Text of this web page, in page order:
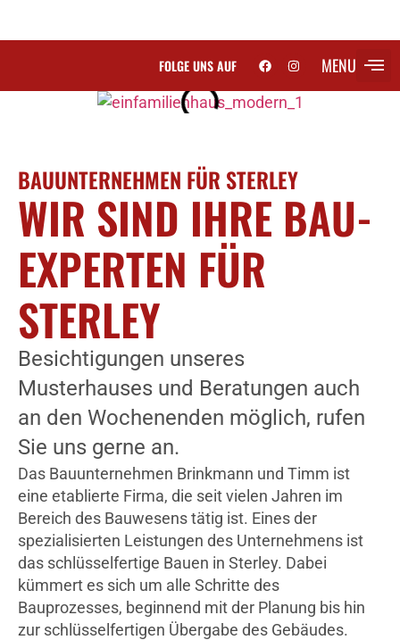
FOLGE UNS AUF MENU
BAUUNTERNEHMEN FÜR STERLEY
WIR SIND IHRE BAU-
EXPERTEN FÜR
STERLEY
Besichtigungen unseres
Musterhauses und Beratungen auch
an den Wochenenden möglich, rufen
Sie uns gerne an.
Das Bauunternehmen Brinkmann und Timm ist
eine etablierte Firma, die seit vielen Jahren im
Bereich des Bauwesens tätig ist. Eines der
spezialisierten Leistungen des Unternehmens ist
das schlüsselfertige Bauen in Sterley. Dabei
kümmert es sich um alle Schritte des
Bauprozesses, beginnend mit der Planung bis hin
zur schlüsselfertigen Übergabe des Gebäudes.